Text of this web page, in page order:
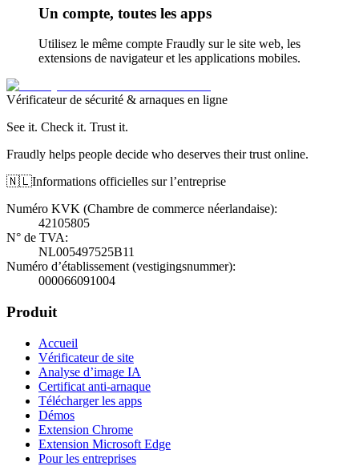
Un compte, toutes les apps
Utilisez le même compte Fraudly sur le site web, les
extensions de navigateur et les applications mobiles.
Vérificateur de sécurité & arnaques en ligne
See it. Check it. Trust it.
Fraudly helps people decide who deserves their trust online.
🇳🇱Informations officielles sur l’entreprise
Numéro KVK (Chambre de commerce néerlandaise):
42105805
N° de TVA:
NL005497525B11
Numéro d’établissement (vestigingsnummer):
000066091004
Produit
Accueil
Vérificateur de site
Analyse d’image IA
Certificat anti-arnaque
Télécharger les apps
Démos
Extension Chrome
Extension Microsoft Edge
Pour les entreprises